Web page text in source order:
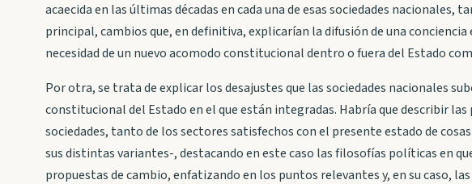
acaecida en las últimas décadas en cada una de esas sociedades nacionales,
principal, cambios que, en definitiva, explicarían la difusión de una
necesidad de un nuevo acomodo constitucional dentro o fuera del Estado
Por otra, se trata de explicar los desajustes que las sociedades nacionales
constitucional del Estado en el que están integradas. Habría que describir las
sociedades, tanto de los sectores satisfechos con el presente estado de
sus distintas variantes-, destacando en este caso las filosofías políticas en
propuestas de cambio, enfatizando en los puntos relevantes y, en su caso,